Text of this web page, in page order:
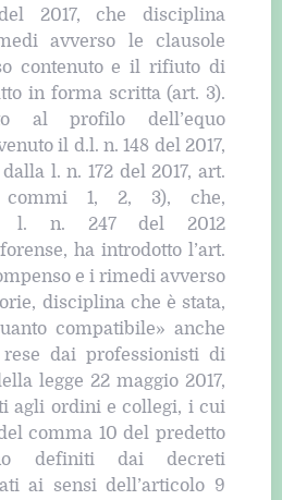
2017, che disciplina
avverso le clausole
contenuto e il rifiuto di
in forma scritta (art. 3).
al profilo dell’equo
il d.l. n. 148 del 2017,
l. n. 172 del 2017, art.
commi 1, 2, 3), che,
l. n. 247 del 2012
ha introdotto l’art.
e i rimedi avverso
disciplina che è stata,
compatibile» anche
dai professionisti di
legge 22 maggio 2017,
agli ordini e collegi, i cui
comma 10 del predetto
definiti dai decreti
ai sensi dell’articolo 9